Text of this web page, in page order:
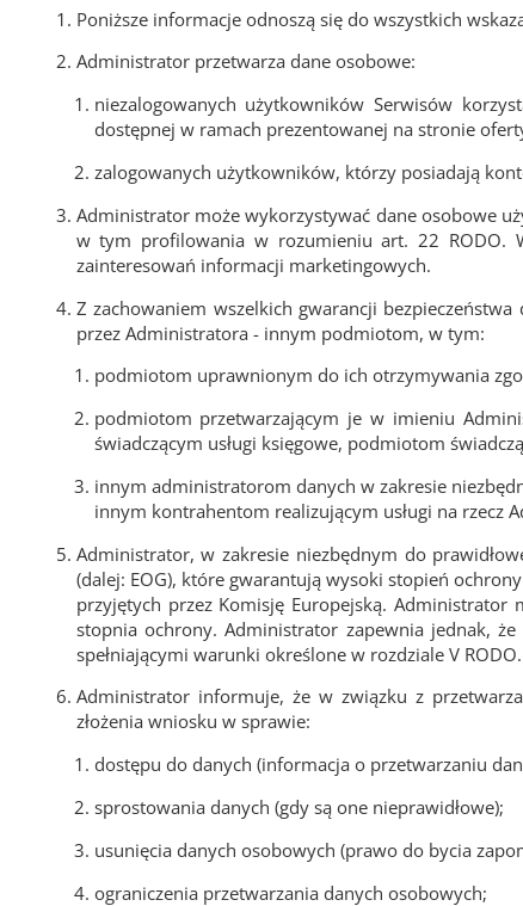
Poniższe informacje odnoszą się do wszystkich
Administrator przetwarza dane osobowe:
niezalogowanych użytkowników Serwisów
dostępnej w ramach prezentowanej na stronie
zalogowanych użytkowników, którzy posiadają
Administrator może wykorzystywać dane osobowe
w tym profilowania w rozumieniu art. 22 RODO.
zainteresowań informacji marketingowych.
Z zachowaniem wszelkich gwarancji
przez Administratora - innym podmiotom, w tym:
podmiotom uprawnionym do ich otrzymywania
podmiotom przetwarzającym je w imieniu
świadczącym usługi księgowe, podmiotom
innym administratorom danych w zakresie
innym kontrahentom realizującym usługi na rzecz
Administrator, w zakresie niezbędnym do
(dalej: EOG), które gwarantują wysoki stopień
przyjętych przez Komisję Europejską. Administrator
stopnia ochrony. Administrator zapewnia jednak,
spełniającymi warunki określone w rozdziale V RODO.
Administrator informuje, że w związku z
złożenia wniosku w sprawie:
dostępu do danych (informacja o przetwarzaniu
sprostowania danych (gdy są one nieprawidłowe);
usunięcia danych osobowych (prawo do bycia
ograniczenia przetwarzania danych osobowych;